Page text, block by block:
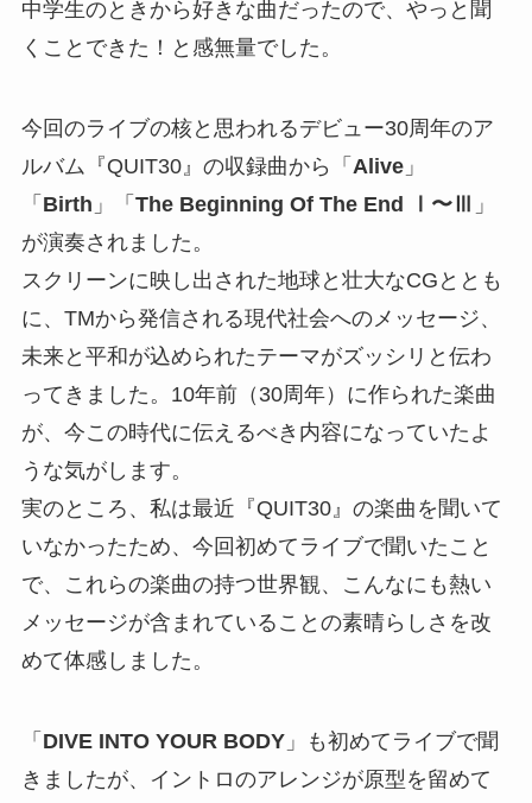
中学生のときから好きな曲だったので、やっと聞
くことできた！と感無量でした。
今回のライブの核と思われるデビュー30周年のア
ルバム『QUIT30』の収録曲から「 Alive」
「 Birth 」「 The Beginning Of The End Ⅰ〜Ⅲ 」
が演奏されました。
スクリーンに映し出された地球と壮大なCGととも
に、TMから発信される現代社会へのメッセージ、
未来と平和が込められたテーマがズッシリと伝わ
ってきました。10年前（30周年）に作られた楽曲
が、今この時代に伝えるべき内容になっていたよ
うな気がします。
実のところ、私は最近『QUIT30』の楽曲を聞いて
いなかったため、今回初めてライブで聞いたこと
で、これらの楽曲の持つ世界観、こんなにも熱い
メッセージが含まれていることの素晴らしさを改
めて体感しました。
「 DIVE INTO YOUR BODY」も初めてライブで聞
きましたが、イントロのアレンジが原型を留めて